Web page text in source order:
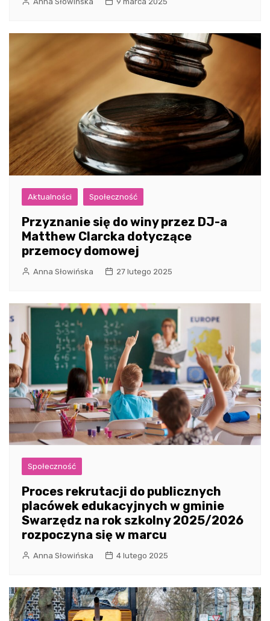
Aktualności Społeczność
Przyznanie się do winy przez DJ-a
Matthew Clarcka dotyczące
przemocy domowej
Anna Słowińska 27 lutego 2025
Społeczność
Proces rekrutacji do publicznych
placówek edukacyjnych w gminie
Swarzędz na rok szkolny 2025/2026
rozpoczyna się w marcu
Anna Słowińska 4 lutego 2025